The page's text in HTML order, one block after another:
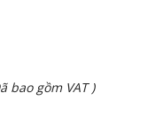
bao gồm VAT )